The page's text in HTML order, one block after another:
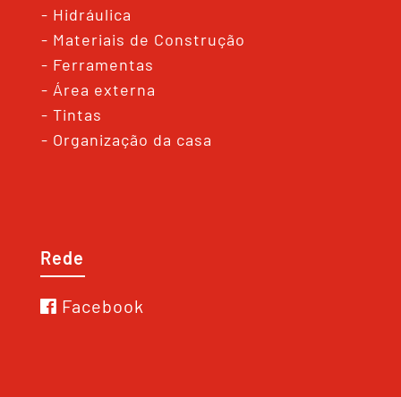
- Hidráulica
- Materiais de Construção
- Ferramentas
- Área externa
- Tintas
- Organização da casa
Rede
Facebook